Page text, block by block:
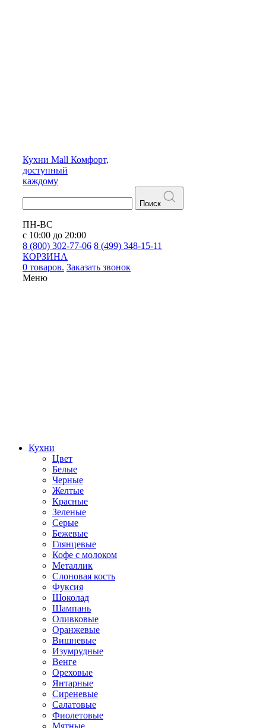
Кухни Mall Комфорт,
доступный
каждому
Поиск
ПН-ВС
с 10:00 до 20:00
8 (800) 302-77-06 8 (499) 348-15-11
КОРЗИНА
0 товаров. Заказать звонок
Меню
Кухни
Цвет
Белые
Черные
Желтые
Красные
Зеленые
Серые
Бежевые
Глянцевые
Кофе с молоком
Металлик
Слоновая кость
Фуксия
Шоколад
Шампань
Оливковые
Оранжевые
Вишневые
Изумрудные
Венге
Ореховые
Янтарные
Сиреневые
Салатовые
Фиолетовые
Мятные